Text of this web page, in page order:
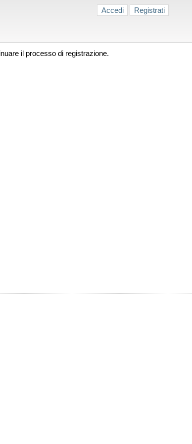
Accedi Registrati
il processo di registrazione.